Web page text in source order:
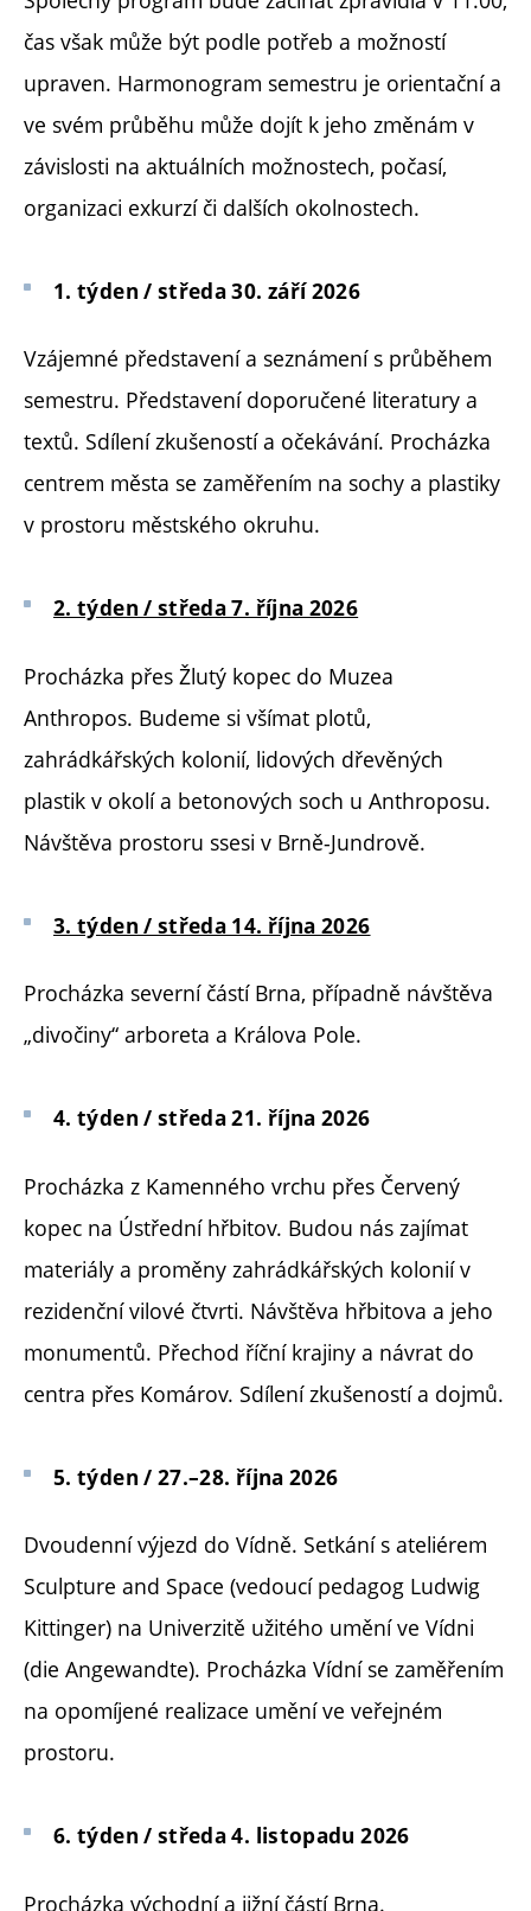
čas však může být podle potřeb a možností
upraven. Harmonogram semestru je orientační a
ve svém průběhu může dojít k jeho změnám v
závislosti na aktuálních možnostech, počasí,
organizaci exkurzí či dalších okolnostech.
1. týden / středa 30. září 2026
Vzájemné představení a seznámení s průběhem
semestru. Představení doporučené literatury a
textů. Sdílení zkušeností a očekávání. Procházka
centrem města se zaměřením na sochy a plastiky
v prostoru městského okruhu.
2. týden / středa 7. října 2026
Procházka přes Žlutý kopec do Muzea
Anthropos. Budeme si všímat plotů,
zahrádkářských kolonií, lidových dřevěných
plastik v okolí a betonových soch u Anthroposu.
Návštěva prostoru ssesi v Brně-Jundrově.
3. týden / středa 14. října 2026
Procházka severní částí Brna, případně návštěva
„divočiny“ arboreta a Králova Pole.
4. týden / středa 21. října 2026
Procházka z Kamenného vrchu přes Červený
kopec na Ústřední hřbitov. Budou nás zajímat
materiály a proměny zahrádkářských kolonií v
rezidenční vilové čtvrti. Návštěva hřbitova a jeho
monumentů. Přechod říční krajiny a návrat do
centra přes Komárov. Sdílení zkušeností a dojmů.
5. týden / 27.–28. října 2026
Dvoudenní výjezd do Vídně. Setkání s ateliérem
Sculpture and Space (vedoucí pedagog Ludwig
Kittinger) na Univerzitě užitého umění ve Vídni
(die Angewandte). Procházka Vídní se zaměřením
na opomíjené realizace umění ve veřejném
prostoru.
6. týden / středa 4. listopadu 2026
Procházka východní a jižní částí Brna.